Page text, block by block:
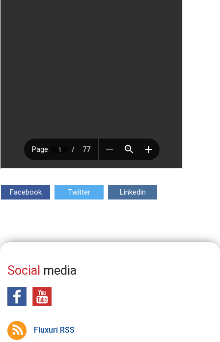
Facebook Twitter Linkedin
Social media
Fluxuri RSS